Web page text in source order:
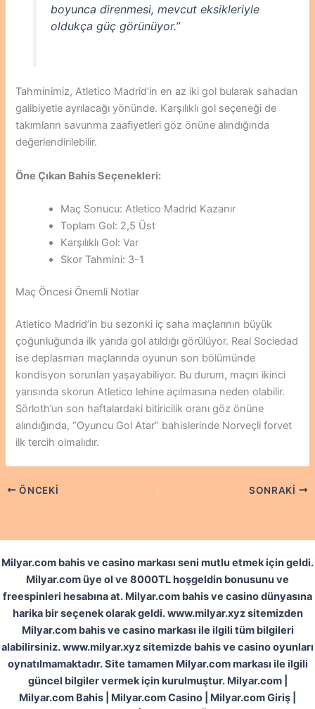
boyunca direnmesi, mevcut eksikleriyle
oldukça güç görünüyor.”
Tahminimiz, Atletico Madrid’in en az iki gol bularak sahadan
galibiyetle ayrılacağı yönünde. Karşılıklı gol seçeneği de
takımların savunma zaafiyetleri göz önüne alındığında
değerlendirilebilir.
Öne Çıkan Bahis Seçenekleri:
Maç Sonucu: Atletico Madrid Kazanır
Toplam Gol: 2,5 Üst
Karşılıklı Gol: Var
Skor Tahmini: 3-1
Maç Öncesi Önemli Notlar
Atletico Madrid’in bu sezonki iç saha maçlarının büyük
çoğunluğunda ilk yarıda gol atıldığı görülüyor. Real Sociedad
ise deplasman maçlarında oyunun son bölümünde
kondisyon sorunları yaşayabiliyor. Bu durum, maçın ikinci
yarısında skorun Atletico lehine açılmasına neden olabilir.
Sörloth’un son haftalardaki bitiricilik oranı göz önüne
alındığında, “Oyuncu Gol Atar” bahislerinde Norveçli forvet
ilk tercih olmalıdır.
ÖNCEKI SONRAKI
Milyar.com bahis ve casino markası seni mutlu etmek için geldi.
Milyar.com üye ol ve 8000TL hoşgeldin bonusunu ve
freespinleri hesabına at. Milyar.com bahis ve casino dünyasına
harika bir seçenek olarak geldi. www.milyar.xyz sitemizden
Milyar.com bahis ve casino markası ile ilgili tüm bilgileri
alabilirsiniz. www.milyar.xyz sitemizde bahis ve casino oyunları
oynatılmamaktadır. Site tamamen Milyar.com markası ile ilgili
güncel bilgiler vermek için kurulmuştur. Milyar.com |
Milyar.com Bahis | Milyar.com Casino | Milyar.com Giriş |